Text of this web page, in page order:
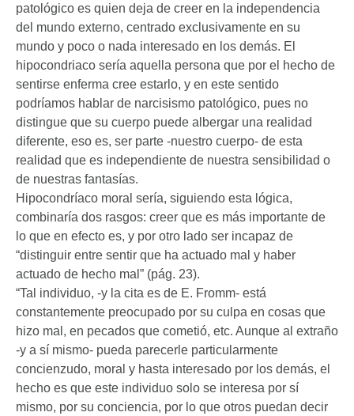
patológico es quien deja de creer en la independencia
del mundo externo, centrado exclusivamente en su
mundo y poco o nada interesado en los demás. El
hipocondriaco sería aquella persona que por el hecho de
sentirse enferma cree estarlo, y en este sentido
podríamos hablar de narcisismo patológico, pues no
distingue que su cuerpo puede albergar una realidad
diferente, eso es, ser parte -nuestro cuerpo- de esta
realidad que es independiente de nuestra sensibilidad o
de nuestras fantasías.
Hipocondríaco moral sería, siguiendo esta lógica,
combinaría dos rasgos: creer que es más importante de
lo que en efecto es, y por otro lado ser incapaz de
“distinguir entre sentir que ha actuado mal y haber
actuado de hecho mal” (pág. 23).
“Tal individuo, -y la cita es de E. Fromm- está
constantemente preocupado por su culpa en cosas que
hizo mal, en pecados que cometió, etc. Aunque al extraño
-y a sí mismo- pueda parecerle particularmente
concienzudo, moral y hasta interesado por los demás, el
hecho es que este individuo solo se interesa por sí
mismo, por su conciencia, por lo que otros puedan decir